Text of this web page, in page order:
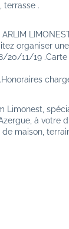
terrasse .
organiser
20/11/19 .Carte
Limonest,
à votre
maison,